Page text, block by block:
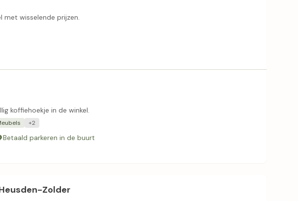
met wisselende prijzen.
koffiehoekje in de winkel.
+2
Betaald parkeren in de buurt
Zolder